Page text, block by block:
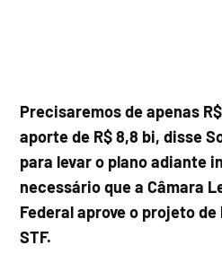
Precisaremos de apenas
aporte de R$ 8,8 bi, disse
para levar o plano adiante
necessário que a Câmara
Federal aprove o projeto
STF.